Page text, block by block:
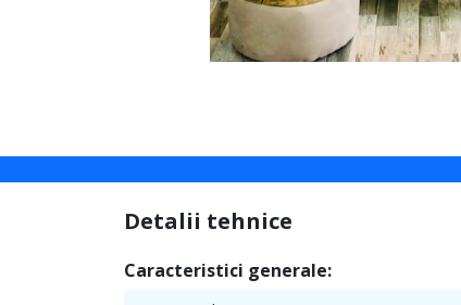
Detalii tehnice
Caracteristici generale: